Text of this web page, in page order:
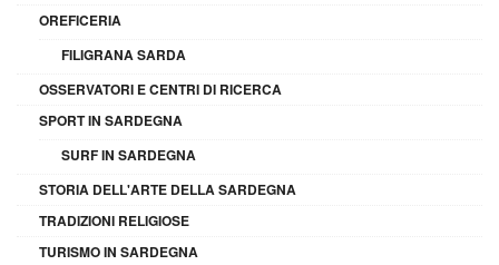
OREFICERIA
FILIGRANA SARDA
OSSERVATORI E CENTRI DI RICERCA
SPORT IN SARDEGNA
SURF IN SARDEGNA
STORIA DELL'ARTE DELLA SARDEGNA
TRADIZIONI RELIGIOSE
TURISMO IN SARDEGNA